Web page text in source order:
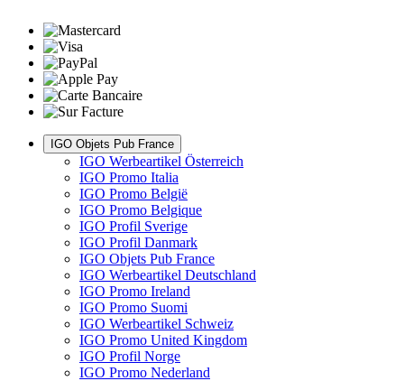
IGO Objets Pub France
IGO Werbeartikel Österreich
IGO Promo Italia
IGO Promo België
IGO Promo Belgique
IGO Profil Sverige
IGO Profil Danmark
IGO Objets Pub France
IGO Werbeartikel Deutschland
IGO Promo Ireland
IGO Promo Suomi
IGO Werbeartikel Schweiz
IGO Promo United Kingdom
IGO Profil Norge
IGO Promo Nederland